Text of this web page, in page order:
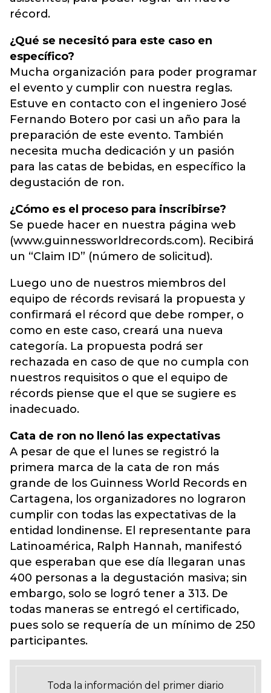
récord.
¿Qué se necesitó para este caso en
específico?
Mucha organización para poder programar
el evento y cumplir con nuestra reglas.
Estuve en contacto con el ingeniero José
Fernando Botero por casi un año para la
preparación de este evento. También
necesita mucha dedicación y un pasión
para las catas de bebidas, en específico la
degustación de ron.
¿Cómo es el proceso para inscribirse?
Se puede hacer en nuestra página web
(www.guinnessworldrecords.com). Recibirá
un “Claim ID” (número de solicitud).
Luego uno de nuestros miembros del
equipo de récords revisará la propuesta y
confirmará el récord que debe romper, o
como en este caso, creará una nueva
categoría. La propuesta podrá ser
rechazada en caso de que no cumpla con
nuestros requisitos o que el equipo de
récords piense que el que se sugiere es
inadecuado.
Cata de ron no llenó las expectativas
A pesar de que el lunes se registró la
primera marca de la cata de ron más
grande de los Guinness World Records en
Cartagena, los organizadores no lograron
cumplir con todas las expectativas de la
entidad londinense. El representante para
Latinoamérica, Ralph Hannah, manifestó
que esperaban que ese día llegaran unas
400 personas a la degustación masiva; sin
embargo, solo se logró tener a 313. De
todas maneras se entregó el certificado,
pues solo se requería de un mínimo de 250
participantes.
Toda la información del primer diario